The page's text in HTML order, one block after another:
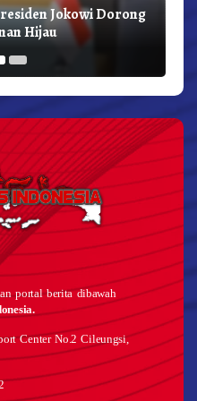
Jokowi Dorong
Hijau
portal berita dibawah
Center No.2 Cileungsi,